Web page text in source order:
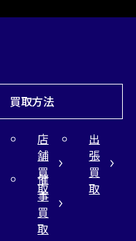
買取方法
店
舗
買
取
出
張
買
取
催
事
買
取